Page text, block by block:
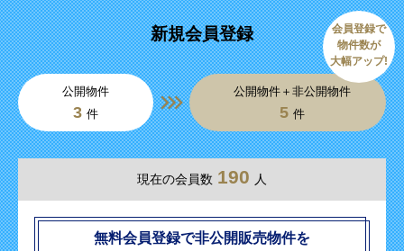
新規会員登録
公開物件
3 件
公開物件＋非公開物件
5 件
会員登録で
物件数が
大幅アップ!
現在の会員数 190 人
無料会員登録で非公開販売物件を